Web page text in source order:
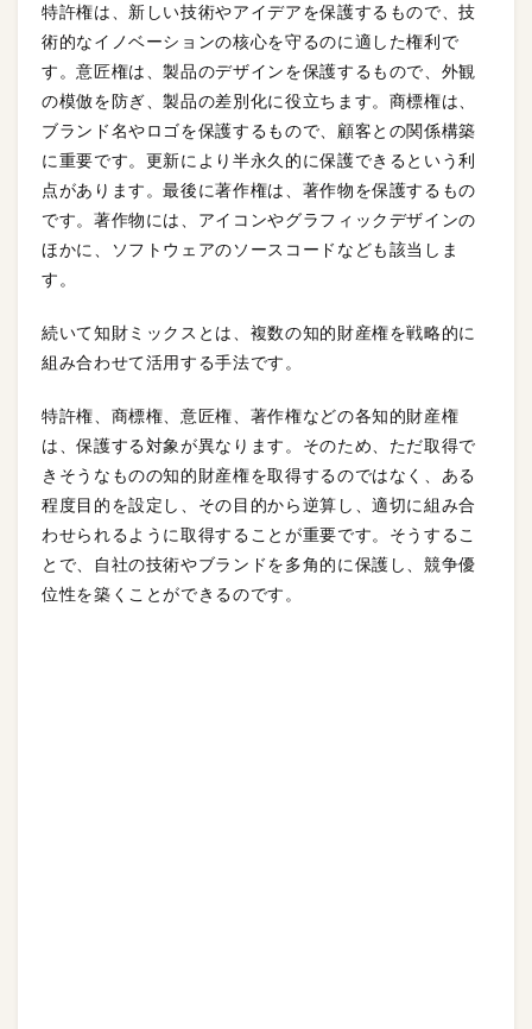
特許権は、新しい技術やアイデアを保護するもので、技
術的なイノベーションの核心を守るのに適した権利で
す。意匠権は、製品のデザインを保護するもので、外観
の模倣を防ぎ、製品の差別化に役立ちます。商標権は、
ブランド名やロゴを保護するもので、顧客との関係構築
に重要です。更新により半永久的に保護できるという利
点があります。最後に著作権は、著作物を保護するもの
です。著作物には、アイコンやグラフィックデザインの
ほかに、ソフトウェアのソースコードなども該当しま
す。
続いて知財ミックスとは、複数の知的財産権を戦略的に
組み合わせて活用する手法です。
特許権、商標権、意匠権、著作権などの各知的財産権
は、保護する対象が異なります。そのため、ただ取得で
きそうなものの知的財産権を取得するのではなく、ある
程度目的を設定し、その目的から逆算し、適切に組み合
わせられるように取得することが重要です。そうするこ
とで、自社の技術やブランドを多角的に保護し、競争優
位性を築くことができるのです。